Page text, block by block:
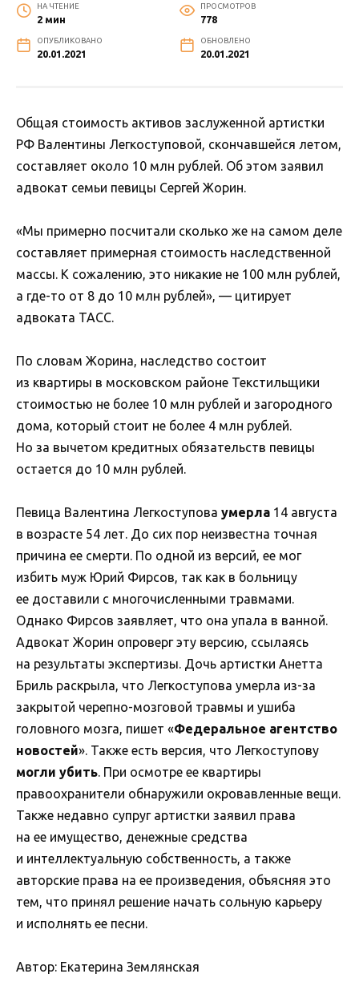
НА ЧТЕНИЕ
2 мин
ПРОСМОТРОВ
778
ОПУБЛИКОВАНО
20.01.2021
ОБНОВЛЕНО
20.01.2021
Общая стоимость активов заслуженной артистки
РФ Валентины Легкоступовой, скончавшейся летом,
составляет около 10 млн рублей. Об этом заявил
адвокат семьи певицы Сергей Жорин.
«Мы примерно посчитали сколько же на самом деле
составляет примерная стоимость наследственной
массы. К сожалению, это никакие не 100 млн рублей,
а где-то от 8 до 10 млн рублей», — цитирует
адвоката ТАСС.
По словам Жорина, наследство состоит
из квартиры в московском районе Текстильщики
стоимостью не более 10 млн рублей и загородного
дома, который стоит не более 4 млн рублей.
Но за вычетом кредитных обязательств певицы
остается до 10 млн рублей.
Певица Валентина Легкоступова умерла 14 августа
в возрасте 54 лет. До сих пор неизвестна точная
причина ее смерти. По одной из версий, ее мог
избить муж Юрий Фирсов, так как в больницу
ее доставили с многочисленными травмами.
Однако Фирсов заявляет, что она упала в ванной.
Адвокат Жорин опроверг эту версию, ссылаясь
на результаты экспертизы. Дочь артистки Анетта
Бриль раскрыла, что Легкоступова умерла из-за
закрытой черепно-мозговой травмы и ушиба
головного мозга, пишет «Федеральное агентство
новостей». Также есть версия, что Легкоступову
могли убить. При осмотре ее квартиры
правоохранители обнаружили окровавленные вещи.
Также недавно супруг артистки заявил права
на ее имущество, денежные средства
и интеллектуальную собственность, а также
авторские права на ее произведения, объясняя это
тем, что принял решение начать сольную карьеру
и исполнять ее песни.
Автор: Екатерина Землянская